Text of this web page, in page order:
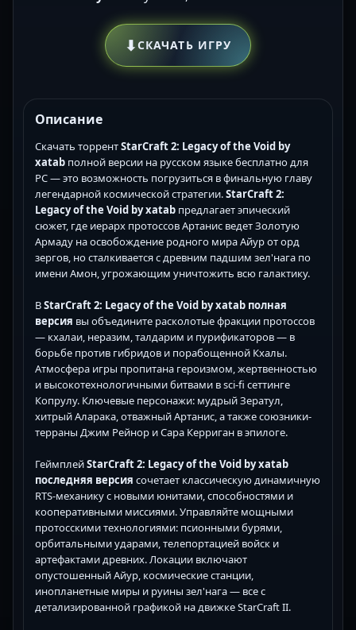
⬇СКАЧАТЬ ИГРУ
Описание
Скачать торрентStarCraft 2: Legacy of the Void by
xatab полной версии на русском языке бесплатно для
PC — это возможность погрузиться в финальную главу
легендарной космической стратегии.StarCraft 2:
Legacy of the Void by xatab предлагает эпический
сюжет, где иерарх протоссов Артанис ведет Золотую
Армаду на освобождение родного мира Айур от орд
зергов, но сталкивается с древним падшим зел'нага по
имени Амон, угрожающим уничтожить всю галактику.
ВStarCraft 2: Legacy of the Void by xatab полная
версия вы объедините расколотые фракции протоссов
— кхалаи, неразим, талдарим и пурификаторов — в
борьбе против гибридов и порабощенной Кхалы.
Атмосфера игры пропитана героизмом, жертвенностью
и высокотехнологичными битвами в sci-fi сеттинге
Копрулу. Ключевые персонажи: мудрый Зератул,
хитрый Аларака, отважный Артанис, а также союзники-
терраны Джим Рейнор и Сара Керриган в эпилоге.
ГеймплейStarCraft 2: Legacy of the Void by xatab
последняя версия сочетает классическую динамичную
RTS-механику с новыми юнитами, способностями и
кооперативными миссиями. Управляйте мощными
протосскими технологиями: псионными бурями,
орбитальными ударами, телепортацией войск и
артефактами древних. Локации включают
опустошенный Айур, космические станции,
инопланетные миры и руины зел'нага — все с
детализированной графикой на движке StarCraft II.